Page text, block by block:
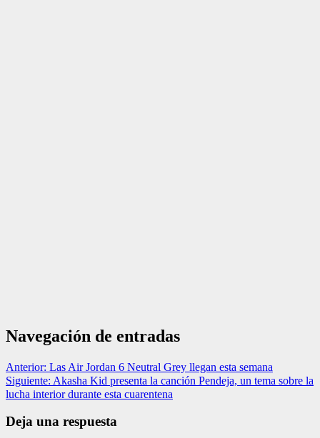
Navegación de entradas
Anterior: Las Air Jordan 6 Neutral Grey llegan esta semana
Siguiente: Akasha Kid presenta la canción Pendeja, un tema sobre la
lucha interior durante esta cuarentena
Deja una respuesta